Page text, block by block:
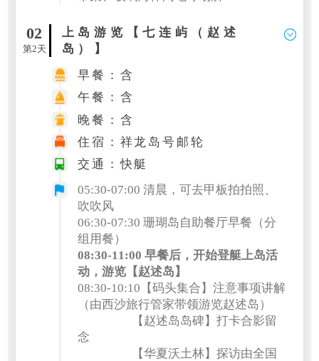
02
第2天
上岛游览【七连屿（赵述
岛）】
早餐：含
午餐：含
晚餐：含
住宿：祥龙岛号邮轮
交通：快艇
05:30-07:00 清晨，可去甲板拍拍照、
吹吹风
06:30-07:30 珊瑚岛自助餐厅早餐（分
组用餐）
08:30-11:00 早餐后，开始登艇上岛活
动，游览【赵述岛】
08:30-10:10【码头集合】注意事项讲解
（由西沙旅行管家带领游览赵述岛）
【赵述岛岛碑】打卡合影留
念
【华夏沃土林】探访由全国